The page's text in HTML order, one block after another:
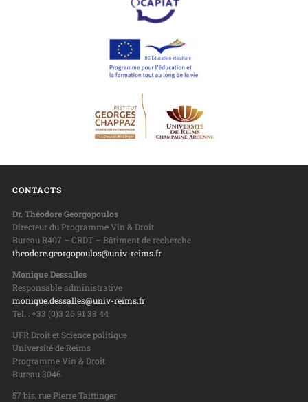
CONTACTS
Dr. Théodore Georgopoulos
Directeur du Programme Vin & Droit
Bureau R407 – CRDT – Bâtiment de recherche
theodore.georgopoulos@univ-reims.fr
Monique Dessalles
Responsable administrative
monique.dessalles@univ-reims.fr
Tel. : +33 (0)3 26 91 38 44
UFR Droit et Science politique
Université de Reims
Programme Vin & Droit
Bureau 3046
57 bis, rue Pierre Taittinger